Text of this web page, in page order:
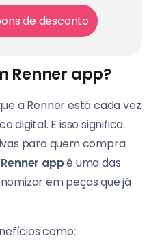
de desconto
Renner app?
a Renner está cada vez
digital. E isso significa
para quem compra
appé uma das
em peças que já
como: